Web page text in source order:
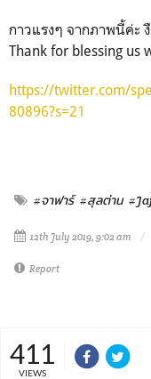
กาวแรงๆ จากภาพนี้ค่ะ
Thank for blessing us
https://twitter.com/
80896?s=21
#จาฟาร์ #สุลต่าน
12th July 2019, 9:02 am
Report
411
VIEWS